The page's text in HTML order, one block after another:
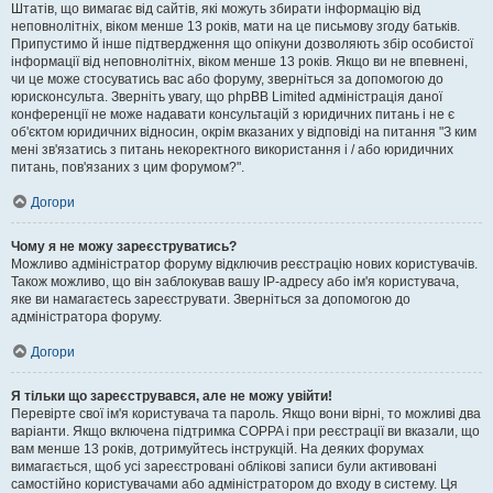
Штатів, що вимагає від сайтів, які можуть збирати інформацію від
неповнолітніх, віком менше 13 років, мати на це письмову згоду батьків.
Припустимо й інше підтвердження що опікуни дозволяють збір особистої
інформації від неповнолітніх, віком менше 13 років. Якщо ви не впевнені,
чи це може стосуватись вас або форуму, зверніться за допомогою до
юрисконсульта. Зверніть увагу, що phpBB Limited адміністрація даної
конференції не може надавати консультацій з юридичних питань і не є
об'єктом юридичних відносин, окрім вказаних у відповіді на питання "З ким
мені зв'язатись з питань некоректного використання і / або юридичних
питань, пов'язаних з цим форумом?".
Догори
Чому я не можу зареєструватись?
Можливо адміністратор форуму відключив реєстрацію нових користувачів.
Також можливо, що він заблокував вашу IP-адресу або ім'я користувача,
яке ви намагаєтесь зареєструвати. Зверніться за допомогою до
адміністратора форуму.
Догори
Я тільки що зареєструвався, але не можу увійти!
Перевірте свої ім'я користувача та пароль. Якщо вони вірні, то можливі два
варіанти. Якщо включена підтримка COPPA і при реєстрації ви вказали, що
вам менше 13 років, дотримуйтесь інструкцій. На деяких форумах
вимагається, щоб усі зареєстровані облікові записи були активовані
самостійно користувачами або адміністратором до входу в систему. Ця